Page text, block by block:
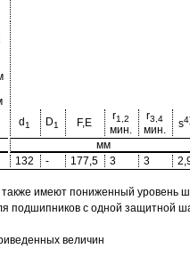
d1 D1 F,E
r1,2
мин.
r3,4
мин.
s
мм
132 - 177,5 3 3
также имеют пониженный уровень
с одной защитной
величин